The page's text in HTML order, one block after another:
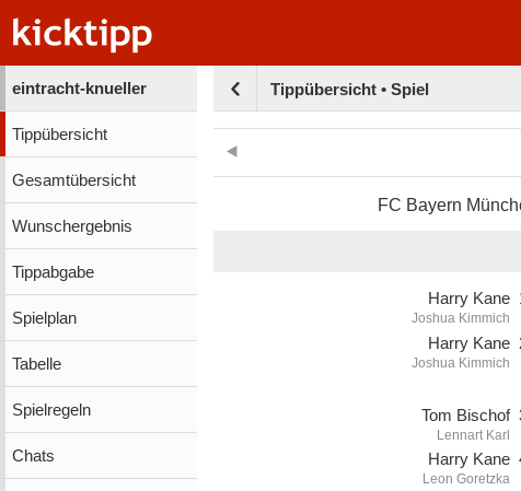
eintracht-knueller
Tippübersicht
Gesamtübersicht
Wunschergebnis
Tippabgabe
Spielplan
Tabelle
Spielregeln
Chats
Tippübersicht • Spiel
FC Bayern
Harry Kane
Joshua Kimmich
Harry Kane
Joshua Kimmich
Tom Bischof
Lennart Karl
Harry Kane
Leon Goretzka